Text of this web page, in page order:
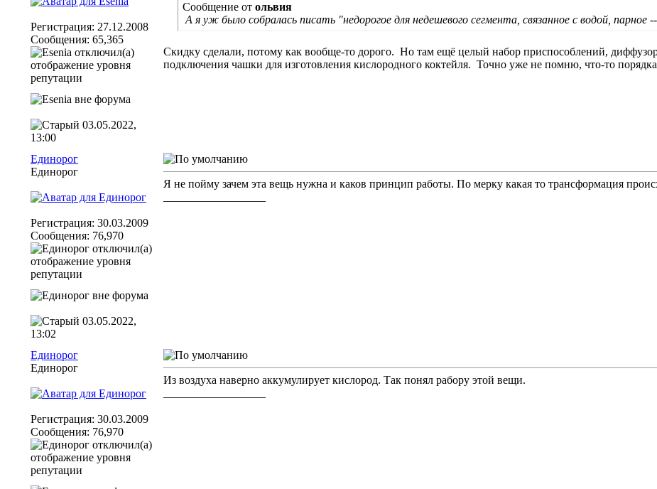
Регистрация: 27.12.2008
Сообщения: 65,365
Сообщение от ольвия
А я уж было собралась писать "недорогое для недешевого сегмента, связанное с водой,
Скидку сделали, потому как вообще-то дорого. Но там ещё целый набор приспособлений,
подключения чашки для изготовления кислородного коктейля. Точно уже не помню, что-то
03.05.2022,
13:00
Единорог
Единорог
Регистрация: 30.03.2009
Сообщения: 76,970
Я не пойму зачем эта вещь нужна и каков принцип работы. По мерку какая то трансформация
03.05.2022,
13:02
Единорог
Единорог
Регистрация: 30.03.2009
Сообщения: 76,970
Из воздуха наверно аккумулирует кислород. Так понял рабору этой вещи.